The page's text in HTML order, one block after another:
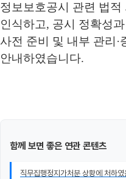
정보보호공시 관련 법적
인식하고, 공시 정확성
사전 준비 및 내부 관리
안내하였습니다.
함께 보면 좋은 연관 콘텐츠
직무집행정지가처분 상황에 처하